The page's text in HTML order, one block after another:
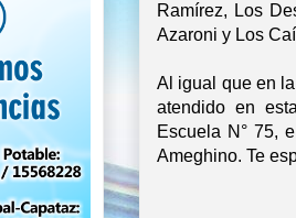
Ramírez, Los
Azaroni y Los
Al igual que en
atendido en
Escuela N° 75,
Ameghino. Te